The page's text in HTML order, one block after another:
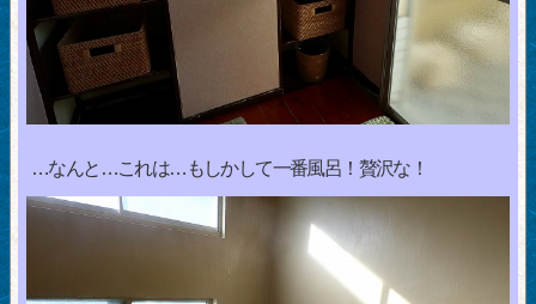
…なんと…これは…もしかして一番風呂！贅沢な！